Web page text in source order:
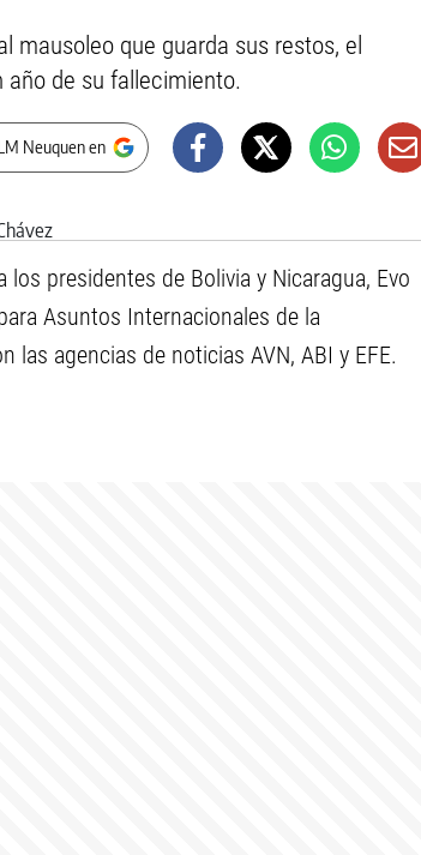
mausoleo que guarda sus restos, el
año de su fallecimiento.
Neuquen en
presidentes de Bolivia y Nicaragua, Evo
Asuntos Internacionales de la
las agencias de noticias AVN, ABI y EFE.